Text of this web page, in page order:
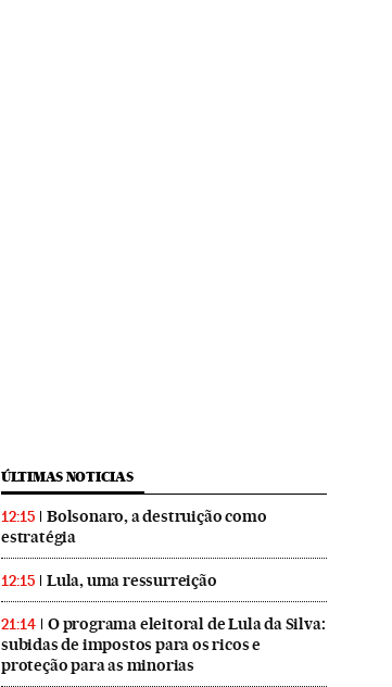
ÚLTIMAS NOTICIAS
12:15
Bolsonaro, a destruição como
estratégia
12:15 Lula, uma ressurreição
21:14
O programa eleitoral de Lula da Silva:
subidas de impostos para os ricos e
proteção para as minorias